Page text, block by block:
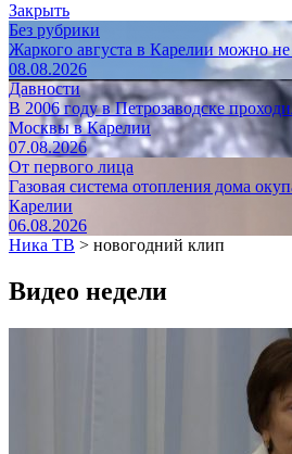
Закрыть
Без рубрики
Жаркого августа в Карелии можно
08.08.2026
Давности
В 2006 году в Петрозаводске
Москвы в Карелии
07.08.2026
От первого лица
Газовая система отопления дома
Карелии
06.08.2026
Ника ТВ > новогодний клип
Видео недели